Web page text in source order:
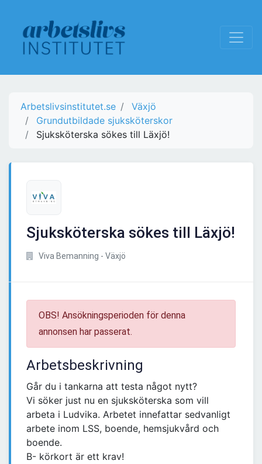
Arbetslivsinstitutet.se
Växjö
Grundutbildade sjuksköterskor
Sjuksköterska sökes till Läxjö!
Sjuksköterska sökes till Läxjö!
Viva Bemanning - Växjö
OBS! Ansökningsperioden för denna
annonsen har passerat.
Arbetsbeskrivning
Går du i tankarna att testa något nytt?
Vi söker just nu en sjuksköterska som vill
arbeta i Ludvika. Arbetet innefattar sedvanligt
arbete inom LSS, boende, hemsjukvård och
boende.
B- körkort är ett krav!